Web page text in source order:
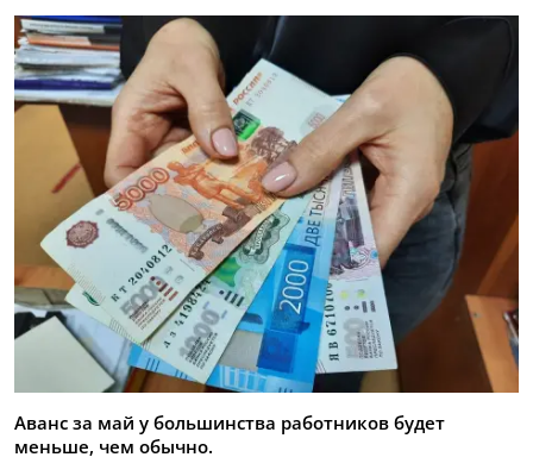
Аванс за май у большинства работников будет
меньше, чем обычно.